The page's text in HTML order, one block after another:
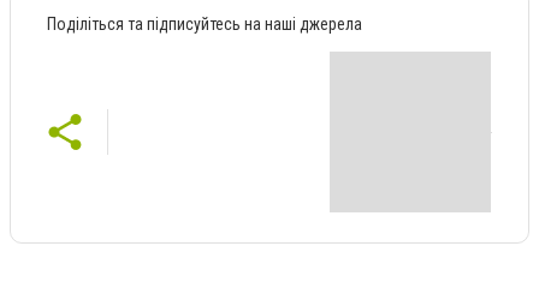
Поділіться та підписуйтесь на наші джерела